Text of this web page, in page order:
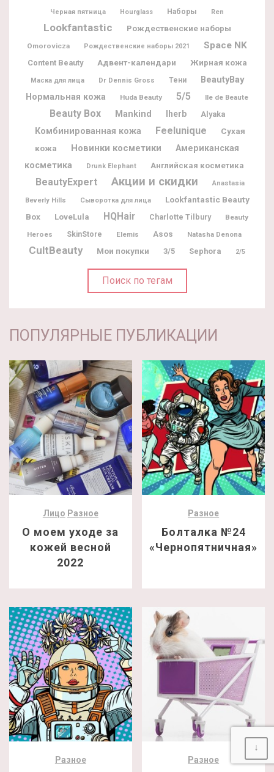
Черная пятница Hourglass Наборы Ren
Lookfantastic Рождественские наборы
Omorovicza Рождественские наборы 2021 Space NK
Content Beauty Адвент-календари Жирная кожа
Маска для лица Dr Dennis Gross Тени BeautyBay
Нормальная кожа Huda Beauty 5/5 Ile de Beaute
Beauty Box Mankind Iherb Alyaka
Комбинированная кожа Feelunique
Сухая
кожа
Новинки косметики
Американская
косметика
Drunk Elephant Английская косметика
BeautyExpert Акции и скидки Anastasia
Beverly Hills Сыворотка для лица
Lookfantastic Beauty
Box
LoveLula HQHair Charlotte Tilbury
Beauty
Heroes
SkinStore Elemis Asos Natasha Denona
CultBeauty Мои покупки 3/5 Sephora 2/5
Поиск по тегам
ПОПУЛЯРНЫЕ ПУБЛИКАЦИИ
Лицо Разное
О моем уходе за
кожей весной
2022
Разное
Болталка №24
«Чернопятничная»
Разное Разное
↓